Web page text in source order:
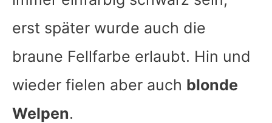
erst später wurde auch die
braune Fellfarbe erlaubt. Hin und
wieder fielen aber auch blonde
Welpen.